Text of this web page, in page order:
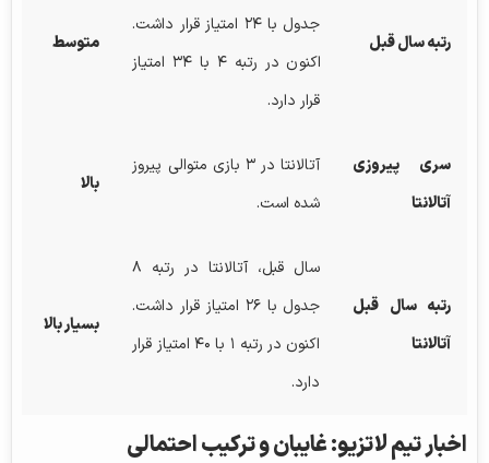
رتبه سال قبل
جدول با ۲۴ امتیاز قرار داشت.
اکنون در رتبه ۴ با ۳۴ امتیاز
قرار دارد.
متوسط
سری پیروزی
آتالانتا
آتالانتا در ۳ بازی متوالی پیروز
شده است.
بالا
رتبه سال قبل
آتالانتا
سال قبل، آتالانتا در رتبه ۸
جدول با ۲۶ امتیاز قرار داشت.
اکنون در رتبه ۱ با ۴۰ امتیاز قرار
دارد.
بسیار بالا
اخبار تیم لاتزیو: غایبان و ترکیب احتمالی